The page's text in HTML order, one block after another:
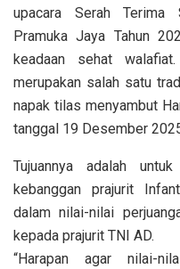
upacara Serah Terima
Pramuka Jaya Tahun
keadaan sehat
merupakan salah satu
napak tilas menyambut
tanggal 19 Desember
Tujuannya adalah
kebanggan prajurit
dalam nilai-nilai
kepada prajurit TNI AD.
“Harapan agar nilai-